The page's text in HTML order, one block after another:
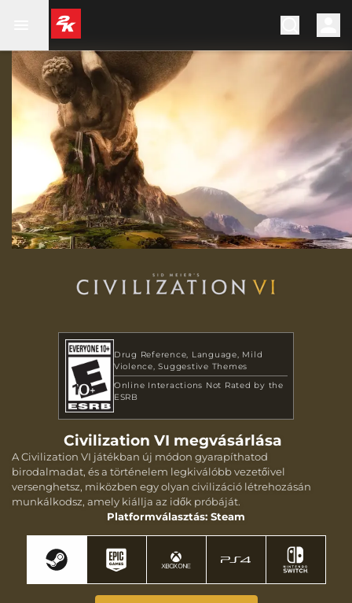
Drug Reference Language
Mild
Violence Suggestive Themes
Online Interactions Not Rated by the
ESRB
Civilization VI megvásárlása
A Civilization VI játékban új módon gyarapíthatod
birodalmadat, és a történelem legkiválóbb vezetőivel
versenghetsz, miközben egy olyan civilizáció létrehozásán
munkálkodsz, amely kiállja az idők próbáját.
Platformválasztás: Steam